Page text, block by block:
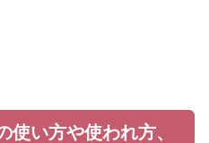
使い方や使われ方、